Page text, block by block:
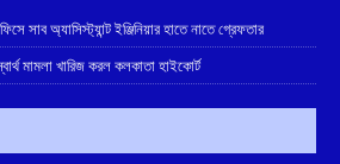
সাব অ্যাসিস্ট্যান্ট ইঞ্জিনিয়ার হাতে নাতে গ্রেফতার
মামলা খারিজ করল কলকাতা হাইকোর্ট